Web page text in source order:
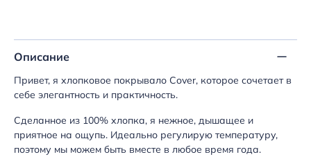
Описание
Привет, я хлопковое покрывало Cover, которое сочетает в
себе элегантность и практичность.
Сделанное из 100% хлопка, я нежное, дышащее и
приятное на ощупь. Идеально регулирую температуру,
поэтому мы можем быть вместе в любое время года.